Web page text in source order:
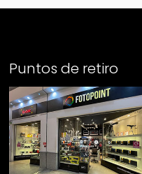
Puntos de retiro